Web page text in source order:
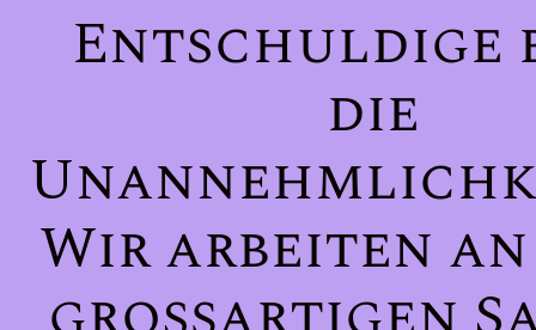
Entschuldige
die
Wir arbeiten